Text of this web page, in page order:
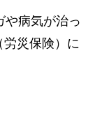
病気が治っ
災保険）に